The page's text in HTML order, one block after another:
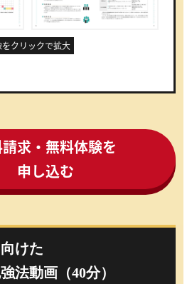
をクリックで拡大
求・無料体験を
申し込む
けた
法動画（40分）